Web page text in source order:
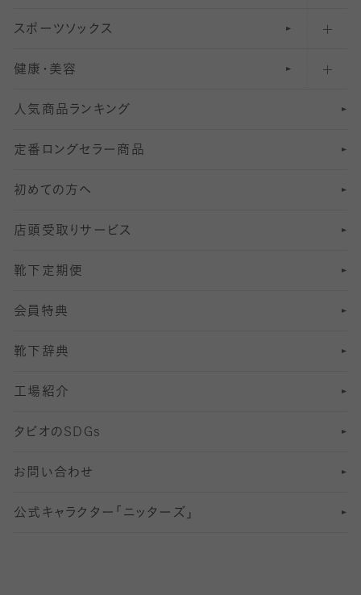
ハイソックス
オーバーニー・ニーハイソックス
81 〜110デニールタイツ
111〜210デニールタイツ
211デニールタイツ以上（防寒・厚手タイツ）
マタニティレギンス
5 分丈
6 分丈レギンス
7 分丈 レギンス
8分丈 レギンス
10分丈 レギンス
12分丈レギンス
13分丈レギンス
結婚式用ストッキング
美脚ストッキング
オールスルーストッキング
匠シリーズ
フレッシャーズ向けソックス・靴下
冠婚葬祭向けソックス・靴下
スーツカジュアルソックス・靴下
ロングホーズ
スポーツソックス
ランニングソックス・靴下
ゴルフソックス・靴下
サッカー・フットサル用ソックス
ヨガソックス・靴下
スポーツ用レッグウォーマー
SS サイズ（21～23cm）
Sサイズ（22～25cm）
Mサイズ（25～27cm）
Lサイズ（27～29cm）
健康・美容
インナーソックス
加圧・着圧ソックス
冷えとり靴下
着圧・加圧タイツ
むくみ対策
足の疲れ対策
足の臭い対策
冷え対策
靴ずれ対策
快適な睡眠対策
人気商品ランキング
定番ロングセラー商品
初めての方へ
店頭受取りサービス
靴下定期便
会員特典
靴下辞典
工場紹介
タビオのSDGs
お問い合わせ
公式キャラクター「ニッターズ」